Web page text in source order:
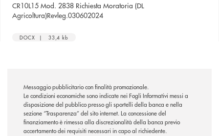
CR10L15 Mod. 2838 Richiesta Moratoria (DL
Agricoltura)Revleg.030602024apre una nuova finestra
DOCX | 33,4 kb
Messaggio pubblicitario con finalità promozionale.
Le condizioni economiche sono indicate nei Fogli Informativi messi a
disposizione del pubblico presso gli sportelli della banca e nella
sezione “Trasparenza” del sito internet.La concessione del
finanziamento è rimessa alla discrezionalità della banca previo
accertamento dei requisiti necessari in capo al richiedente.